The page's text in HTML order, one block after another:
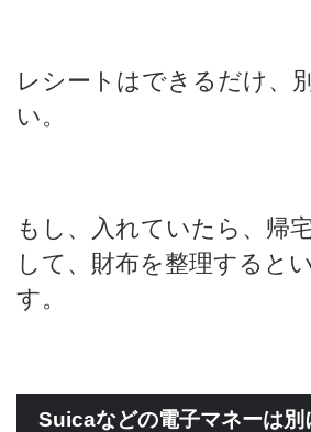
レシートはできるだけ、
い。
もし、入れていたら、帰
して、財布を整理すると
す。
Suicaなどの電子マネーは別